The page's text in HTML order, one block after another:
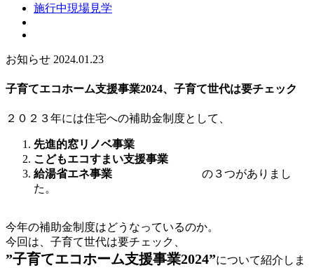
施行中現場見学
お知らせ 2024.01.23
子育てエコホーム支援事業2024、子育て世代は要チェック
２０２３年には住宅への補助金制度として、
先進的窓リノベ事業
こどもエコすまい支援事業
給湯省エネ事業
の３つがありまし
た。
今年の補助金制度はどうなっているのか。
今回は、子育て世代は要チェック、
”子育てエコホーム支援事業2024”について紹介しま